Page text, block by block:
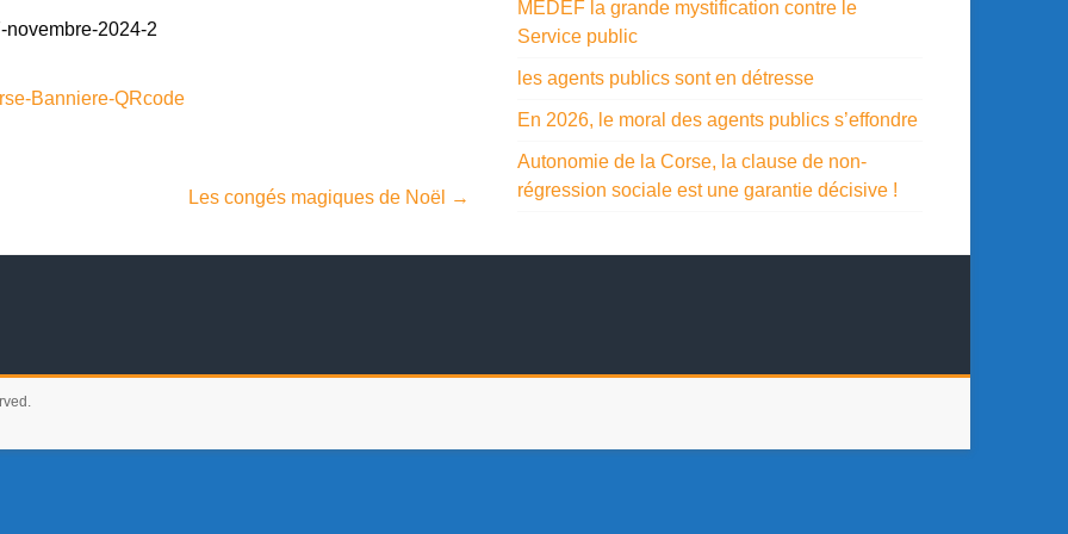
Les congés magiques de Noël →
MEDEF la grande mystification contre le
Service public
les agents publics sont en détresse
En 2026, le moral des agents publics s’effondre
Autonomie de la Corse, la clause de non-
régression sociale est une garantie décisive !